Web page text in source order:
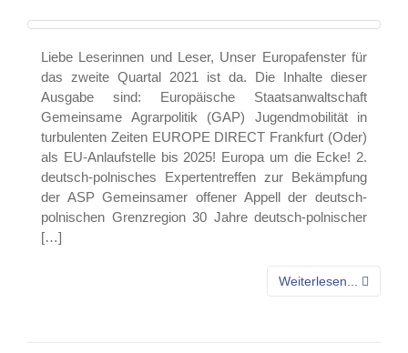
Liebe Leserinnen und Leser, Unser Europafenster für
das zweite Quartal 2021 ist da. Die Inhalte dieser
Ausgabe sind: Europäische Staatsanwaltschaft
Gemeinsame Agrarpolitik (GAP) Jugendmobilität in
turbulenten Zeiten EUROPE DIRECT Frankfurt (Oder)
als EU-Anlaufstelle bis 2025! Europa um die Ecke! 2.
deutsch-polnisches Expertentreffen zur Bekämpfung
der ASP Gemeinsamer offener Appell der deutsch-
polnischen Grenzregion 30 Jahre deutsch-polnischer
[…]
Weiterlesen...